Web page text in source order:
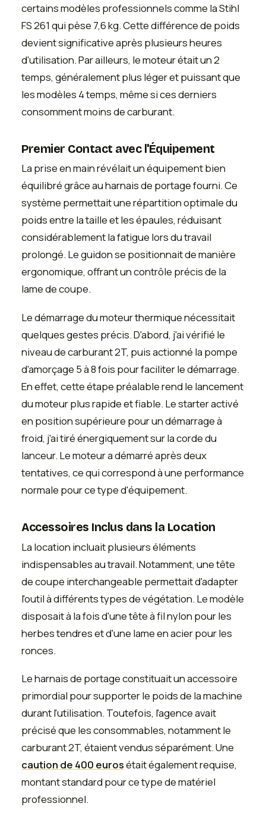
certains modèles professionnels comme la Stihl
FS 261 qui pèse 7,6 kg. Cette différence de poids
devient significative après plusieurs heures
d'utilisation. Par ailleurs, le moteur était un 2
temps, généralement plus léger et puissant que
les modèles 4 temps, même si ces derniers
consomment moins de carburant.
Premier Contact avec l'Équipement
La prise en main révélait un équipement bien
équilibré grâce au harnais de portage fourni. Ce
système permettait une répartition optimale du
poids entre la taille et les épaules, réduisant
considérablement la fatigue lors du travail
prolongé. Le guidon se positionnait de manière
ergonomique, offrant un contrôle précis de la
lame de coupe.
Le démarrage du moteur thermique nécessitait
quelques gestes précis. D'abord, j'ai vérifié le
niveau de carburant 2T, puis actionné la pompe
d'amorçage 5 à 8 fois pour faciliter le démarrage.
En effet, cette étape préalable rend le lancement
du moteur plus rapide et fiable. Le starter activé
en position supérieure pour un démarrage à
froid, j'ai tiré énergiquement sur la corde du
lanceur. Le moteur a démarré après deux
tentatives, ce qui correspond à une performance
normale pour ce type d'équipement.
Accessoires Inclus dans la Location
La location incluait plusieurs éléments
indispensables au travail. Notamment, une tête
de coupe interchangeable permettait d'adapter
l'outil à différents types de végétation. Le modèle
disposait à la fois d'une tête à fil nylon pour les
herbes tendres et d'une lame en acier pour les
ronces.
Le harnais de portage constituait un accessoire
primordial pour supporter le poids de la machine
durant l'utilisation. Toutefois, l'agence avait
précisé que les consommables, notamment le
carburant 2T, étaient vendus séparément. Une
caution de 400 eurosétait également requise,
montant standard pour ce type de matériel
professionnel.